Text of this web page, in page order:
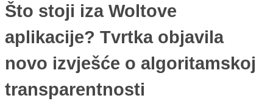
Što stoji iza Woltove
aplikacije? Tvrtka objavila
novo izvješće o algoritamskoj
transparentnosti